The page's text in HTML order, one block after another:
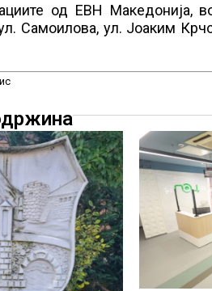
од ЕВН Македонија,
Самоилова, ул. Јоаким